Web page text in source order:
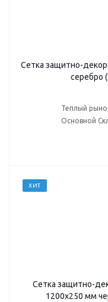
Сетка защитно-
серебро
Теплый
Основной
ХИТ
Сетка защитно-
1200х250 мм